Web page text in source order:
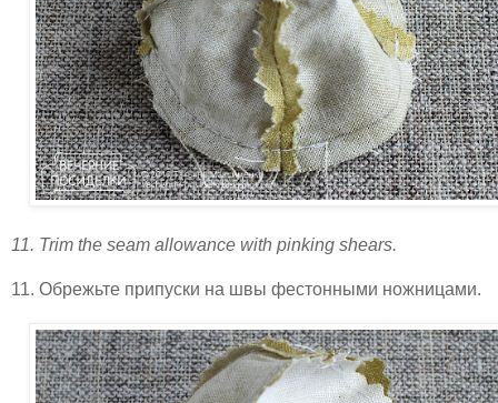
11. Trim the seam allowance with pinking shears.
11. Обрежьте припуски на швы фестонными ножницами.